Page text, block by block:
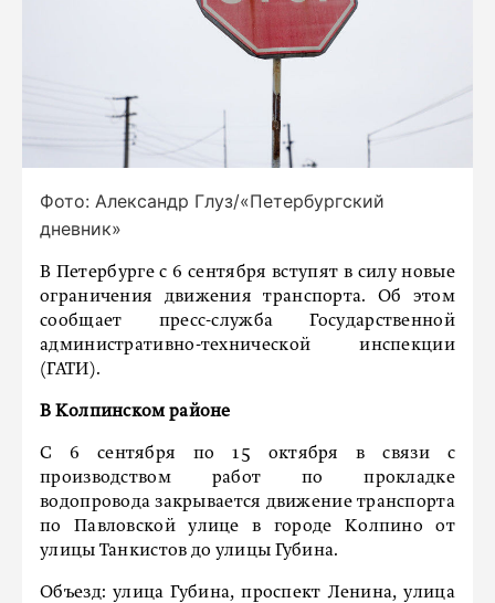
Фото: Александр Глуз/«Петербургский
дневник»
В Петербурге с 6 сентября вступят в силу новые
ограничения движения транспорта. Об этом
сообщает пресс-служба Государственной
административно-технической инспекции
(ГАТИ).
В Колпинском районе
С 6 сентября по 15 октября в связи с
производством работ по прокладке
водопровода закрывается движение транспорта
по Павловской улице в городе Колпино от
улицы Танкистов до улицы Губина.
Объезд: улица Губина, проспект Ленина, улица